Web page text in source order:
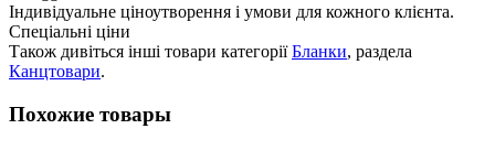
Індивідуальне ціноутворення і умови для кожного клієнта.
Спеціальні ціни
Також дивіться інші товари категоріїБланки, раздела
Канцтовари.
Похожие товары